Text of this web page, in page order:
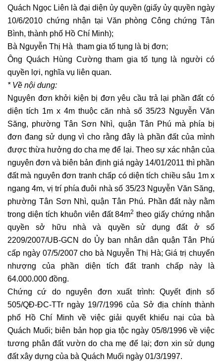
Quách Ngọc Liên là đại diện ủy quyền (giấy ủy quyền ngày
10/6/2010 chứng nhận tại Văn phòng Công chứng Tân
Bình, thành phố Hồ Chí Minh);
Bà Nguyễn Thị Hà tham gia tố tụng là bị đơn;
Ông Quách Hùng Cường tham gia tố tụng là người có
quyền lợi, nghĩa vụ liên quan.
* Về nội dung:
Nguyên đơn khởi kiện bị đơn yêu cầu trả lại phần đất có
diện tích 1m x 4m thuộc căn nhà số 35/23 Nguyễn Văn
Săng, phường Tân Sơn Nhì, quận Tân Phú mà phía bị
đơn đang sử dụng vì cho rằng đây là phần đất của mình
được thừa hưởng do cha mẹ để lại. Theo sự xác nhận của
nguyên đơn và biên bản định giá ngày 14/01/2011 thì phần
đất mà nguyên đơn tranh chấp có diện tích chiều sâu 1m x
ngang 4m, vị trí phía đuôi nhà số 35/23 Nguyễn Văn Săng,
phường Tân Sơn Nhì, quận Tân Phú. Phần đất này nằm
trong diện tích khuôn viên đất 84m2 theo giấy chứng nhận
quyền sở hữu nhà và quyền sử dụng đất ở số
2209/2007/UB-GCN do Ủy ban nhân dân quận Tân Phú
cấp ngày 07/5/2007 cho bà Nguyễn Thị Hà; Giá trị chuyển
nhượng của phần diện tích đất tranh chấp này là
64.000.000 đồng.
Chứng cứ do nguyên đơn xuất trình: Quyết định số
505/QĐ-ĐC-TTr ngày 19/7/1996 của Sở địa chính thành
phố Hồ Chí Minh về việc giải quyết khiếu nại của bà
Quách Muối; biên bản họp gia tộc ngày 05/8/1996 về việc
tương phân đất vườn do cha mẹ để lại; đơn xin sử dụng
đất xây dựng của bà Quách Muối ngày 01/3/1997.